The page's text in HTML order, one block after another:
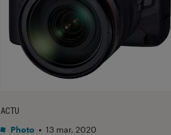
ACTU
Photo • 13 mar. 2020